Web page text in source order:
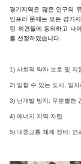
경기지역은 많은 인구의
인프라 문제는 모든 경기
된 의견들에 동의하고 나
를 선정하였습니다.
1) 사회적 약자 보호 및 지
2) 일할 수 있는 도시, 일
3) 난개발 방지: 무분별한
4) 에너지 지역 자립
5) 대중교통 체계 정비: 인